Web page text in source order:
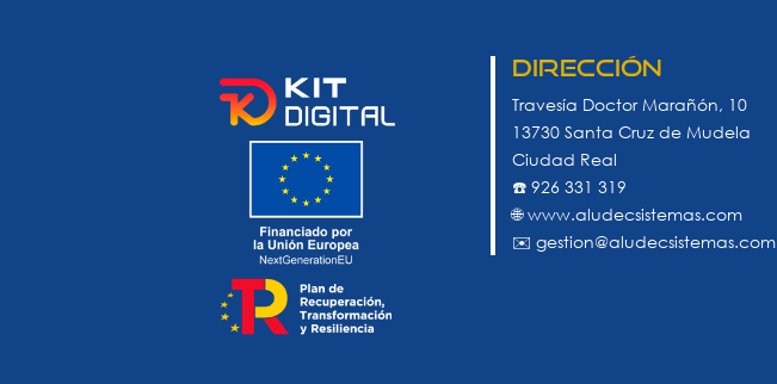
Dirección
Travesía Doctor Marañón, 10
13730 Santa Cruz de Mudela
Ciudad Real
☎️ 926 331 319
🌐 www.aludecsistemas.com
✉️ gestion@aludecsistemas.com